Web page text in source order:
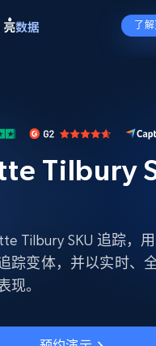
了
Tilbury
Tilbury SKU 追踪，
踪变体，并以实时、
现。